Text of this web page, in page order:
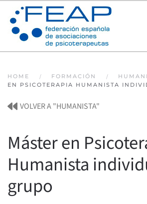
Skip to main content
HOME FORMACIÓN
EN PSICOTERAPIA HUMANISTA
VOLVER A "HUMANISTA"
Máster en
Humanista
grupo